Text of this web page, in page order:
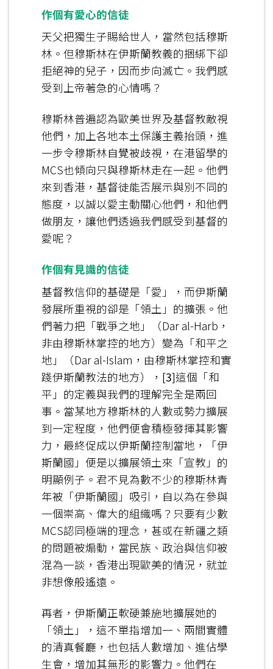
作個有愛心的信徒
天父把獨生子賜給世人，當然包括穆斯
林。但穆斯林在伊斯蘭教義的捆綁下卻
拒絕神的兒子，因而步向滅亡。我們感
受到上帝著急的心情嗎？
穆斯林普遍認為歐美世界及基督教敵視
他們，加上各地本土保護主義抬頭，進
一步令穆斯林自覺被歧視，在港留學的
MCS也傾向只與穆斯林走在一起。他們
來到香港，基督徒能否展示與別不同的
態度，以誠以愛主動關心他們，和他們
做朋友，讓他們透過我們感受到基督的
愛呢？
作個有見識的信徒
基督教信仰的基礎是「愛」，而伊斯蘭
發展所重視的卻是「領土」的擴張。他
們著力把「戰爭之地」（Dar al-Harb，
非由穆斯林掌控的地方）變為「和平之
地」（Dar al-Islam，由穆斯林掌控和實
踐伊斯蘭教法的地方）， [3]這個「和
平」的定義與我們的理解完全是兩回
事。當某地方穆斯林的人數或勢力擴展
到一定程度，他們便會積極發揮其影響
力，最終促成以伊斯蘭控制當地，「伊
斯蘭國」便是以擴展領土來「宣教」的
明顯例子。君不見為數不少的穆斯林青
年被「伊斯蘭國」吸引，自以為在參與
一個崇高、偉大的組織嗎？只要有少數
MCS認同極端的理念，甚或在新疆之類
的問題被煽動，當民族、政治與信仰被
混為一談，香港出現歐美的情況，就並
非想像般遙遠。
再者，伊斯蘭正軟硬兼施地擴展她的
「領土」，這不單指增加一、兩間實體
的清真餐廳，也包括人數增加、進佔學
生會，增加其無形的影響力。他們在